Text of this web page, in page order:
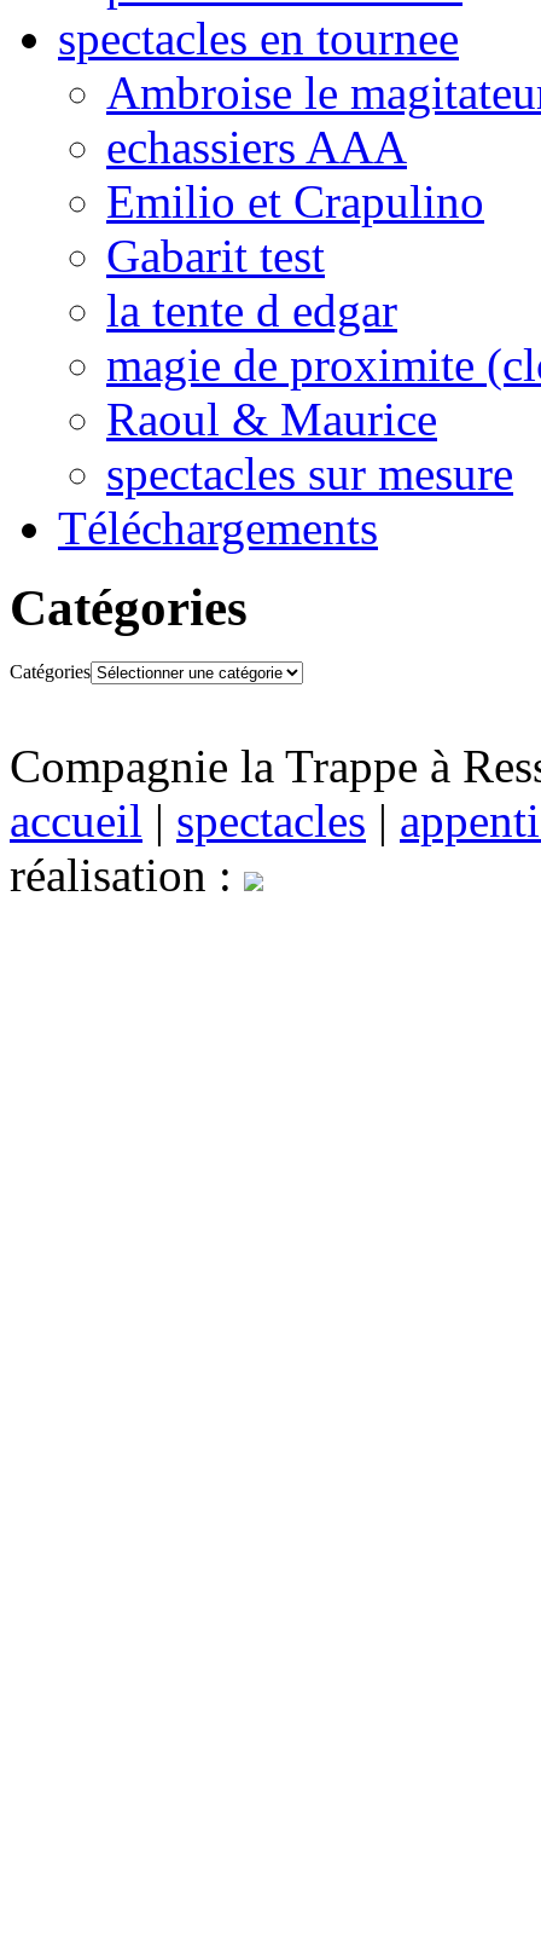
spectacles en tournee
Ambroise le
echassiers AAA
Emilio et Crapulino
Gabarit test
la tente d edgar
magie de proximite
Raoul & Maurice
spectacles sur mesure
Téléchargements
Catégories
Catégories
Compagnie la Trappe à
accueil | spectacles |
réalisation :